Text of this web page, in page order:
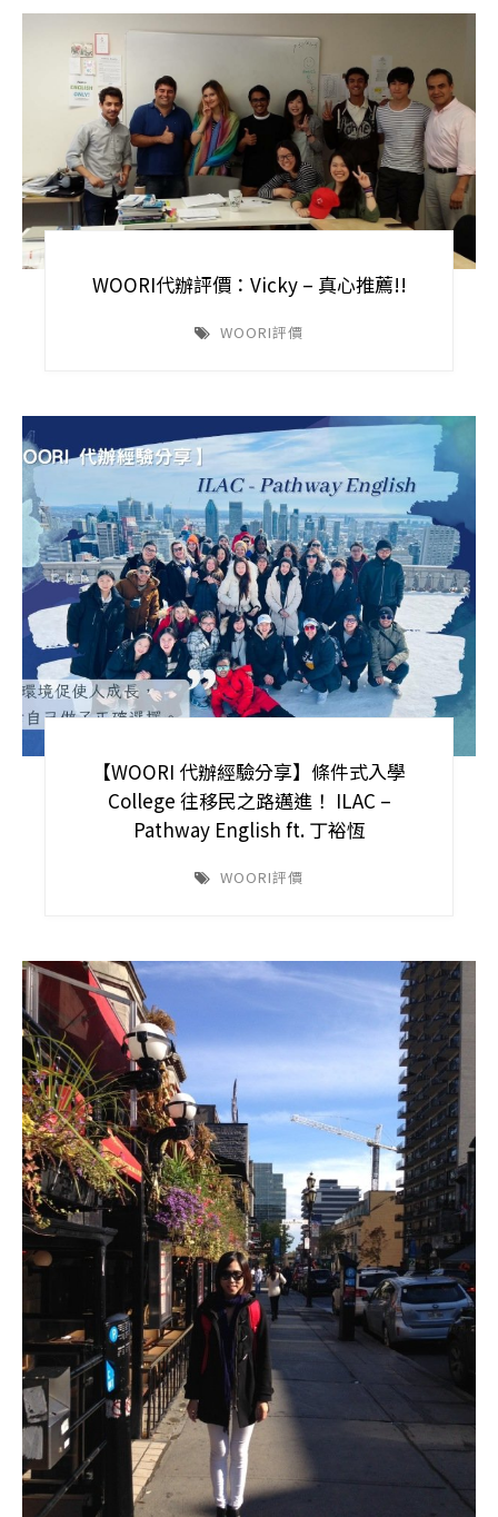
WOORI代辦評價：Vicky – 真心推薦!!
WOORI評價
【WOORI 代辦經驗分享】條件式入學
College 往移民之路邁進！ ILAC –
Pathway English ft. 丁裕恆
WOORI評價